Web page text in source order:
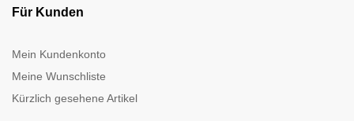
Für Kunden
Mein Kundenkonto
Meine Wunschliste
Kürzlich gesehene Artikel